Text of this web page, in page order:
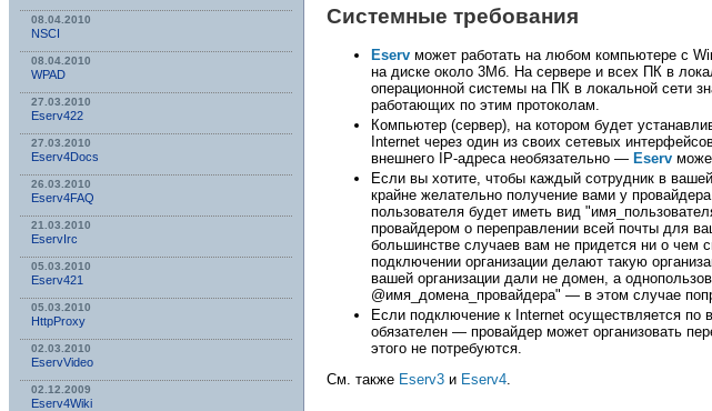
08.04.2010
NSСI
08.04.2010
WPAD
27.03.2010
Eserv422
27.03.2010
Eserv4Docs
26.03.2010
Eserv4FAQ
21.03.2010
EservIrc
05.03.2010
Eserv421
05.03.2010
HttpProxy
02.03.2010
EservVideo
02.12.2009
Eserv4Wiki
Системные требования
Eserv может работать на любом компьютере с
на диске около 3Мб. На сервере и всех ПК в
операционной системы на ПК в локальной сети
работающих по этим протоколам.
Компьютер (сервер), на котором будет
Internet через один из своих сетевых
внешнего IP-адреса необязательно — Eserv
Если вы хотите, чтобы каждый сотрудник в
крайне желательно получение вами у
пользователя будет иметь вид
провайдером о переправлении всей почты для
большинстве случаев вам не придется ни о чем
подключении организации делают такую
вашей организации дали не домен, а
@имя_домена_провайдера" — в этом случае
Если подключение к Internet осуществляется
обязателен — провайдер может организовать
этого не потребуются.
См. также Eserv3 и Eserv4